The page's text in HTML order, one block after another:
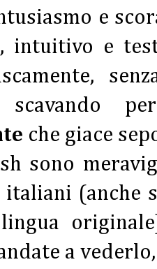
e
intuitivo e
scavando
che giace
sono
(anche
a